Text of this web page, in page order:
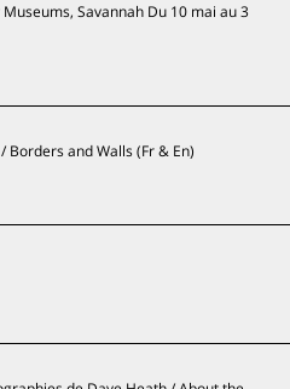
Savannah Du 10 mai au 3
and Walls (Fr & En)